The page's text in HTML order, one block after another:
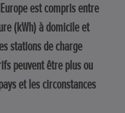
est compris entre
(kWh) à domicile et
stations de charge
peuvent être plus ou
et les circonstances